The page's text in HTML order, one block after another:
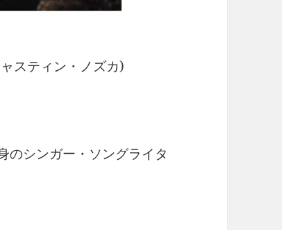
ィン・ノズカ)
のシンガー・ソングライタ